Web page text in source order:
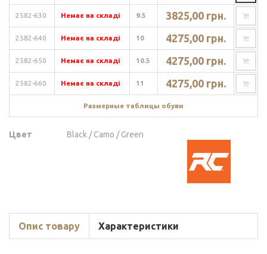
2582-630 Немає на складі 9.5 3825,00 грн.
2582-640 Немає на складі 10 4275,00 грн.
2582-650 Немає на складі 10.5 4275,00 грн.
2582-660 Немає на складі 11 4275,00 грн.
Размерные таблицы обуви
Цвет Black / Camo / Green
Опис товару Характеристики